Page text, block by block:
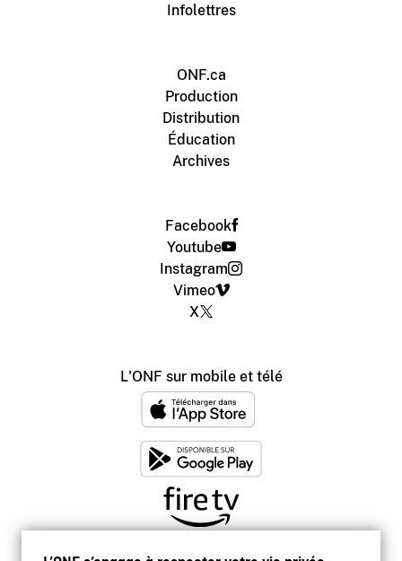
Infolettres
ONF.ca
Production
Distribution
Éducation
Archives
Facebook
Youtube
Instagram
Vimeo
X
L'ONF sur mobile et télé